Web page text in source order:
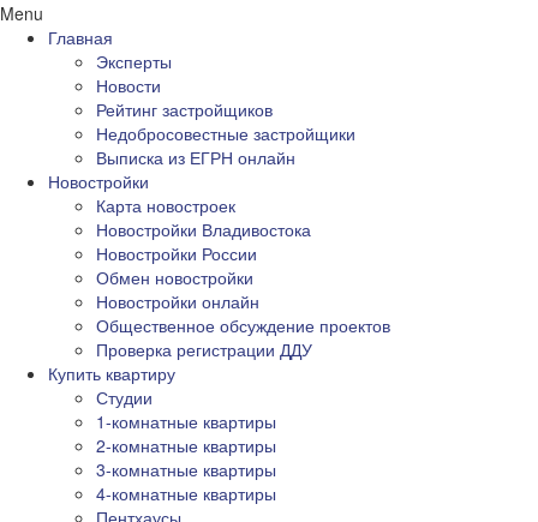
Menu
Главная
Эксперты
Новости
Рейтинг застройщиков
Недобросовестные застройщики
Выписка из ЕГРН онлайн
Новостройки
Карта новостроек
Новостройки Владивостока
Новостройки России
Обмен новостройки
Новостройки онлайн
Общественное обсуждение проектов
Проверка регистрации ДДУ
Купить квартиру
Студии
1-комнатные квартиры
2-комнатные квартиры
3-комнатные квартиры
4-комнатные квартиры
Пентхаусы